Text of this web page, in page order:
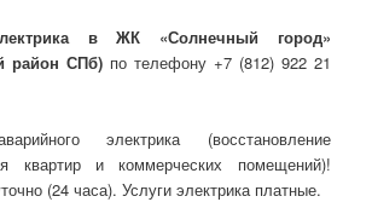
в ЖК «Солнечный город»
район СПб) по телефону +7 (812) 922 21
электрика (восстановление
квартир и коммерческих помещений)!
(24 часа). Услуги электрика платные.